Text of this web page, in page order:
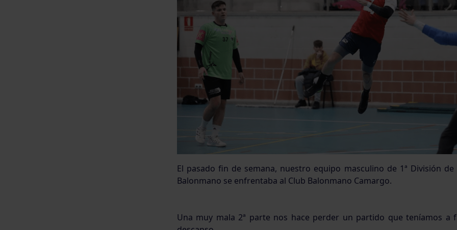
El pasado fin de semana, nuestro equipo masculino de 1ª División
Balonmano se enfrentaba al Club Balonmano Camargo.
Una muy mala 2ª parte nos hace perder un partido que teníamos a